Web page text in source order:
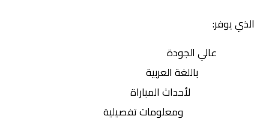
الذي يوفر:
عالي الجودة
باللغة العربية
لأحداث المباراة
ومعلومات تفصيلية